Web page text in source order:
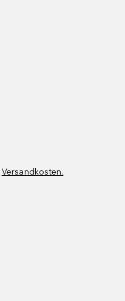
Versandkosten.